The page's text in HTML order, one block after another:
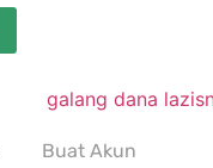
Buat Akun